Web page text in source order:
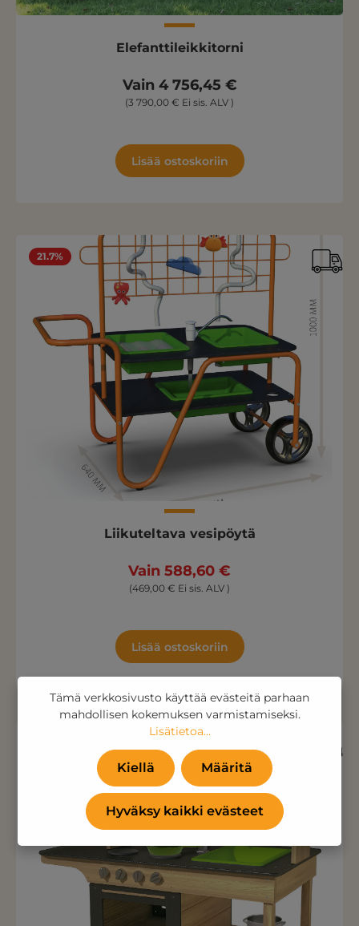
Elefanttileikkitorni
Vain 4 756,45 €
(3 790,00 € Ei sis. ALV )
Lisää ostoskoriin
21.7%
Liikuteltava vesipöytä
Vain 588,60 €
(469,00 € Ei sis. ALV )
Lisää ostoskoriin
Tämä verkkosivusto käyttää evästeitä parhaan
mahdollisen kokemuksen varmistamiseksi.
Lisätietoa...
Kiellä Määritä
Hyväksy kaikki evästeet